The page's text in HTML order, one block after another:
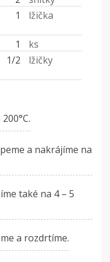
1
lžička
1
ks
1/2
lžičky
a nakrájíme na
také na 4 – 5
a rozdrtíme.